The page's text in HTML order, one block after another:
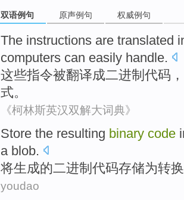
双语例句 原声例句 权威例句
The instructions are translated
computers can easily handle.
这些指令被翻译成二进制 代码 ，
式。
《柯林斯英汉双解大词典》
Store the resulting binary code
a blob.
将生成的二进制 代码存储为转换
youdao